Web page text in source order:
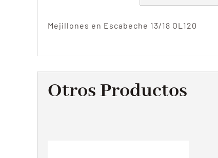
Mejillones en Escabeche 13/18 OL120
Otros Productos